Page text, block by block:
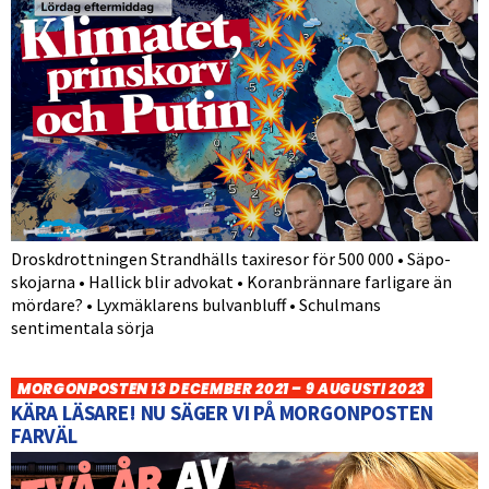
Droskdrottningen Strandhälls taxiresor för 500 000 • Säpo-
skojarna • Hallick blir advokat • Koranbrännare farligare än
mördare? • Lyxmäklarens bulvanbluff • Schulmans
sentimentala sörja
MORGONPOSTEN 13 DECEMBER 2021 – 9 AUGUSTI 2023
KÄRA LÄSARE! NU SÄGER VI PÅ MORGONPOSTEN
FARVÄL